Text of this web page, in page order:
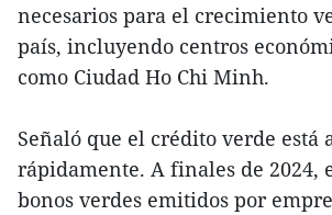
necesarios para el crecimiento
país, incluyendo centros
como Ciudad Ho Chi Minh.
Señaló que el crédito verde está
rápidamente. A finales de 2024,
bonos verdes emitidos por